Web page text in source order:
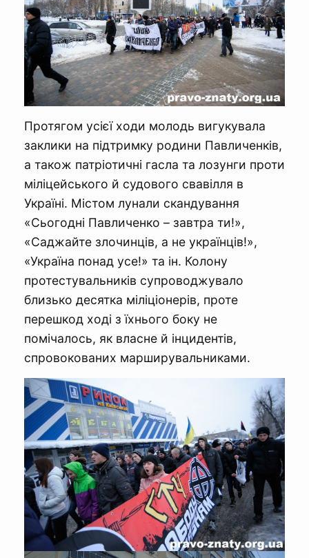
Протягом усієї ходи молодь вигукувала
заклики на підтримку родини Павличенків,
а також патріотичні гасла та лозунги проти
міліцейського й судового свавілля в
Україні. Містом лунали скандування
«Сьогодні Павличенко – завтра ти!»,
«Саджайте злочинців, а не українців!»,
«Україна понад усе!» та ін. Колону
протестувальників супроводжувало
близько десятка міліціонерів, проте
перешкод ході з їхнього боку не
помічалось, як власне й інцидентів,
спровокованих марширувальниками.